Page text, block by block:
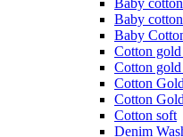
Baby
Baby
Baby
Cotton
Cotton
Cotton
Cotton
Cotton soft
Denim